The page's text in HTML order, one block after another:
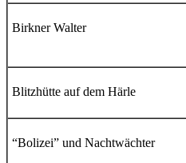
Birkner Walter
Blitzhütte auf dem Härle
“Bolizei” und Nachtwächter